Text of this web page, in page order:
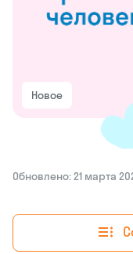
Новое
Обновлено: 21 марта